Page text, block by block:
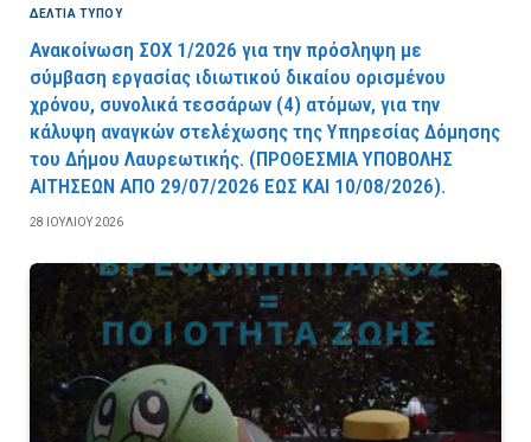
ΔΕΛΤΙΑ ΤΥΠΟΥ
Ανακοίνωση ΣΟΧ 1/2026 για την πρόσληψη με
σύμβαση εργασίας ιδιωτικού δικαίου ορισμένου
χρόνου, συνολικά τεσσάρων (4) ατόμων, για την
κάλυψη αναγκών στελέχωσης της Υπηρεσίας Δόμησης
του Δήμου Λαυρεωτικής. (ΠPOΘEΣMIA YΠOBOΛHΣ
AITHΣEΩN AΠO 29/07/2026 EΩΣ KAI 10/08/2026).
28 ΙΟΥΛΊΟΥ 2026